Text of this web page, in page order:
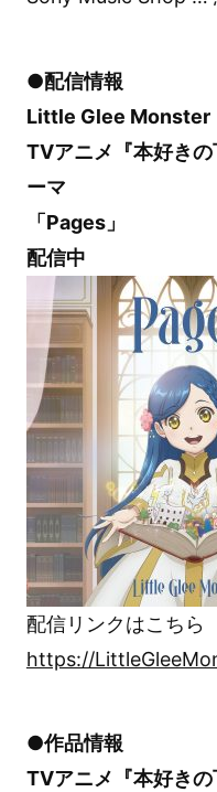
●配信情報
Little Glee Monster
TVアニメ『本好き
ーマ
「Pages」
配信中
配信リンクはこちら
https://
●作品情報
TVアニメ『本好き